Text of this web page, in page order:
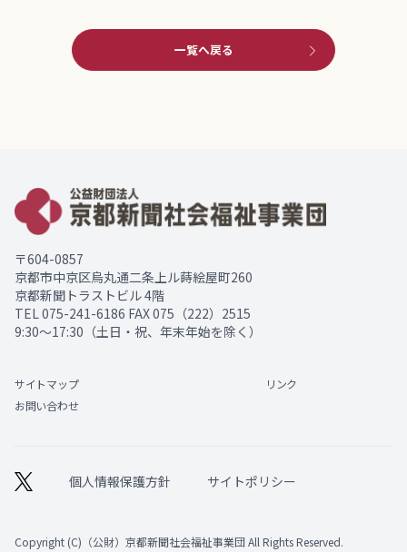
一覧へ戻る
〒604-0857
京都市中京区烏丸通二条上ル蒔絵屋町260
京都新聞トラストビル 4階
TEL075-241-6186 FAX 075（222）2515
9:30～17:30（土日・祝、年末年始を除く）
サイトマップ
リンク
お問い合わせ
個人情報保護方針 サイトポリシー
Copyright (C)（公財）京都新聞社会福祉事業団 All Rights Reserved.